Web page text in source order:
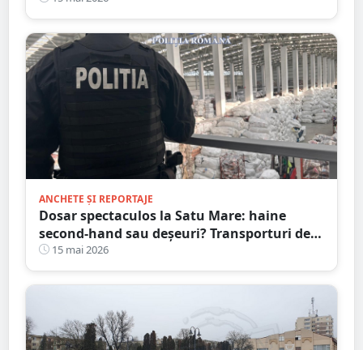
ANCHETE ȘI REPORTAJE
Dosar spectaculos la Satu Mare: haine
second-hand sau deșeuri? Transporturi de
zeci de tone și acte presupus falsificate
15 mai 2026